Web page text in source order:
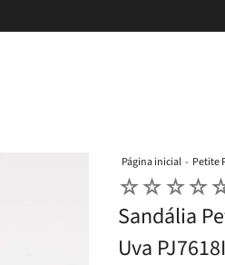
Petite
☆☆☆☆
Sandália
Uva